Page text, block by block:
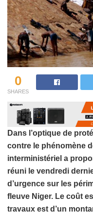
0
SHARES
Dans l’optique de
contre le phénomène
interministériel a
réuni le vendredi
d’urgence sur les
fleuve Niger. Le coût
travaux est d’un